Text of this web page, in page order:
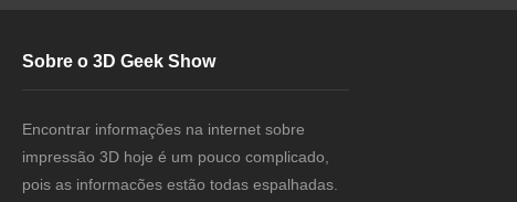
Sobre o 3D Geek Show
Encontrar informações na internet sobre
impressão 3D hoje é um pouco complicado,
pois as informacões estão todas espalhadas.